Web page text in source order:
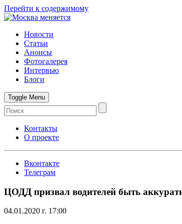
Перейти к содержимому
Новости
Статьи
Анонсы
Фотогалерея
Интервью
Блоги
Toggle Menu
Контакты
О проекте
Вконтакте
Телеграм
ЦОДД призвал водителей быть
04.01.2020 г. 17:00